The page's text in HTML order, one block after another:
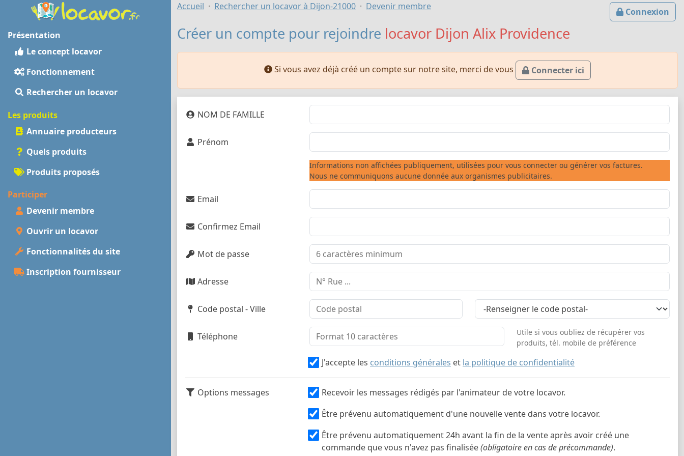
Présentation
Le concept locavor
Fonctionnement
Rechercher un locavor
Les produits
Annuaire producteurs
Quels produits
Produits proposés
Participer
Devenir membre
Ouvrir un locavor
Fonctionnalités du site
Inscription fournisseur
Connexion
Accueil Rechercher un locavor à Dijon-21000 Devenir membre
Créer un compte pour rejoindre locavor Dijon Alix Providence
Si vous avez déjà créé un compte sur notre site, merci de vous Connecter ici
NOM DE FAMILLE
Prénom
Informations non affichées publiquement, utilisées pour vous connecter ou générer vos factures.
Nous ne communiquons aucune donnée aux organismes publicitaires.
Email
Confirmez Email
Mot de passe
Adresse
Code postal - Ville
Téléphone
Utile si vous oubliez de récupérer vos
produits, tél. mobile de préférence
J'accepte les conditions générales et la politique de confidentialité
Options messages
Recevoir les messages rédigés par l'animateur de votre locavor.
Être prévenu automatiquement d'une nouvelle vente dans votre locavor.
Être prévenu automatiquement 24h avant la fin de la vente après avoir créé une
commande que vous n'avez pas finalisée(obligatoire en cas de précommande).